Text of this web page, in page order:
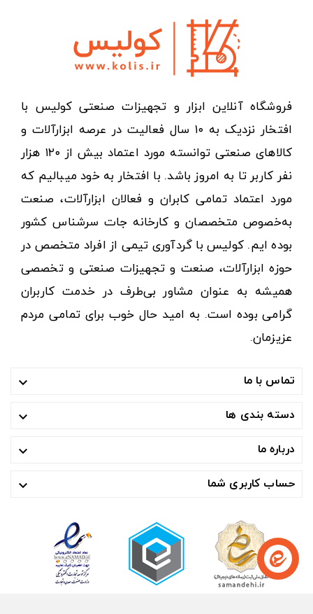
فروشگاه آنلاین ابزار و تجهیزات صنعتی کولیس با
افتخار نزدیک به ۱۰ سال فعالیت در عرصه ابزارآلات و
کالاهای صنعتی توانسته مورد اعتماد بیش از ۱۲۰ هزار
نفر کاربر تا به امروز باشد. با افتخار به خود میبالیم که
مورد اعتماد تمامی کابران و فعالان ابزارآلات، صنعت
به‌خصوص متخصصان و کارخانه جات سرشناس کشور
بوده ایم. کولیس با گردآوری تیمی از افراد متخصص در
حوزه ابزارآلات، صنعت و تجهیزات صنعتی و تخصصی
همیشه به عنوان مشاور بی‌طرف در خدمت کاربران
گرامی بوده است. به امید حال خوب برای تمامی مردم
عزیزمان.
تماس با ما 
دسته بندی ها 
درباره ما 
حساب کاربری شما 